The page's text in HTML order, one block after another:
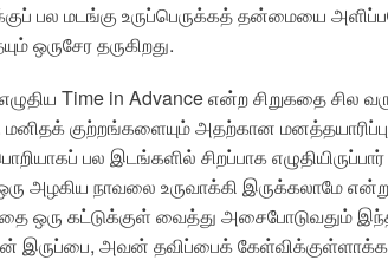
பல மடங்கு உருப்பெருக்கத் தன்மையை
ஒருசேர தருகிறது.
Time in Advance என்ற சிறுகதை சில
குற்றங்களையும் அதற்கான
பல இடங்களில் சிறப்பாக
ஒரு அழகிய நாவலை உருவாக்கி
ஒரு கட்டுக்குள் வைத்து அசைபோடுவதும்
இருப்பை, அவன் தவிப்பைக் கேள்விக்குள்ளாக்க